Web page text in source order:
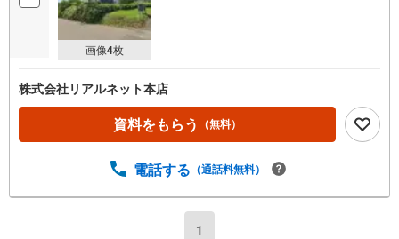
画像4枚
株式会社リアルネット本店
資料をもらう （無料）
電話する （通話料無料）
1